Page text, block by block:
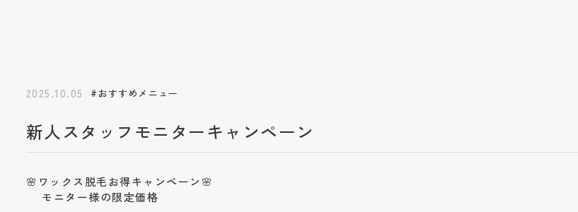
2025.10.05 #おすすめメニュー
新人スタッフモニターキャンペーン
🌸ワックス脱毛お得キャンペーン🌸
モニター様の限定価格